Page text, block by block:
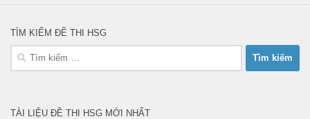
TÌM KIẾM ĐỀ THI HSG
Tìm
TÀI LIỆU ĐỀ THI HSG MỚI NHẤT